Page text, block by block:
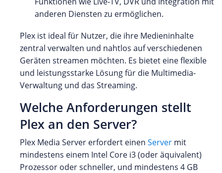
anderen Diensten zu ermöglichen.
Plex ist ideal für Nutzer, die ihre Medieninhalte
zentral verwalten und nahtlos auf verschiedenen
Geräten streamen möchten. Es bietet eine flexible
und leistungsstarke Lösung für die Multimedia-
Verwaltung und das Streaming.
Welche Anforderungen stellt
Plex an den Server?
Plex Media Server erfordert einen Server mit
mindestens einem Intel Core i3 (oder äquivalent)
Prozessor oder schneller, und mindestens 4 GB